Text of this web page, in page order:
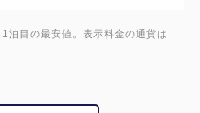
目の最安値。表示料金の通貨は